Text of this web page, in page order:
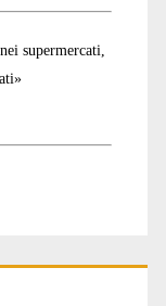
supermercati,